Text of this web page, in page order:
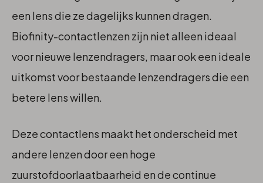
een lens die ze dagelijks kunnen dragen.
Biofinity-contactlenzen zijn niet alleen ideaal
voor nieuwe lenzendragers, maar ook een ideale
uitkomst voor bestaande lenzendragers die een
betere lens willen.
Deze contactlens maakt het onderscheid met
andere lenzen door een hoge
zuurstofdoorlaatbaarheid en de continue